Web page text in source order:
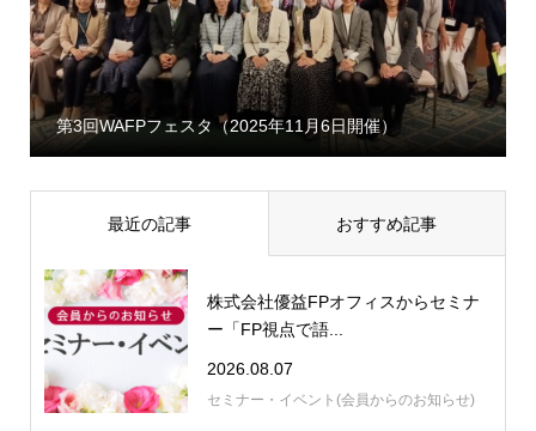
第3回WAFPフェスタ（2025年11月6日開催）
最近の記事 おすすめ記事
株式会社優益FPオフィスからセミナ
ー「FP視点で語...
2026.08.07
セミナー・イベント(会員からのお知らせ)